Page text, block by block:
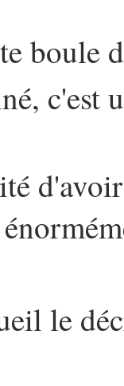
boule
c'est
le